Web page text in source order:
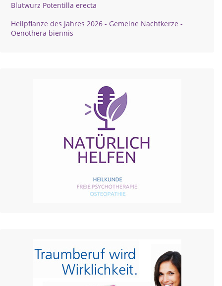
Blutwurz Potentilla erecta
Heilpflanze des Jahres 2026 - Gemeine Nachtkerze -
Oenothera biennis